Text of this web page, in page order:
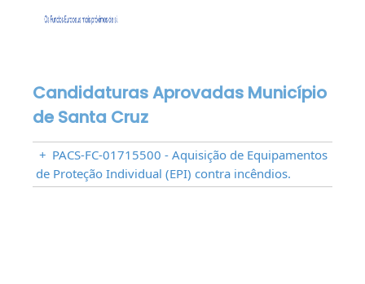
Candidaturas Aprovadas Município
de Santa Cruz
+ PACS-FC-01715500 - Aquisição de Equipamentos
de Proteção Individual (EPI) contra incêndios.